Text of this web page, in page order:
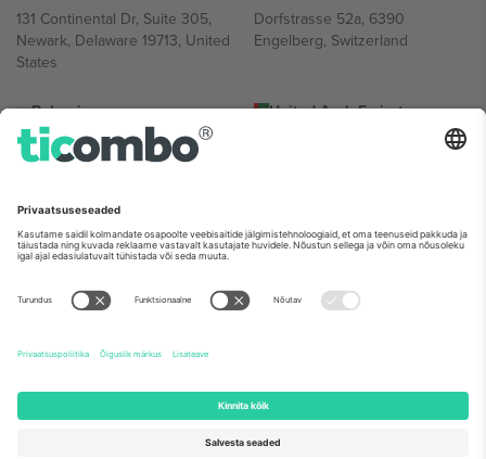
131 Continental Dr, Suite 305,
Newark, Delaware 19713, United
States
Dorfstrasse 52a, 6390
Engelberg, Switzerland
Bulgaria
Regus Sofia City West, bul
Totleben 53-55, 1606 Sofia,
United Arab Emirates
UAE Dubai Silicon Oasis, DDP
Mexico
Av Chapultepec 360, Roma
Norte, Cuauhtémoc, 06700
Ciudad de México, CDMX,
sündmusest ja/või domeenist. Detailide jaoks vaata konkreetse
sündmuse lehte, impressumit ja tingimusi.,
2026 Ticombo. Kõik õigused kaitstud.